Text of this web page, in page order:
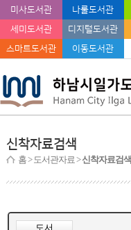
미사도서관 나룰도서관
세미도서관
디지털도서관
스마트도서관
이동도서관
신착자료검색
홈> 도서관자료 >신착자료검색